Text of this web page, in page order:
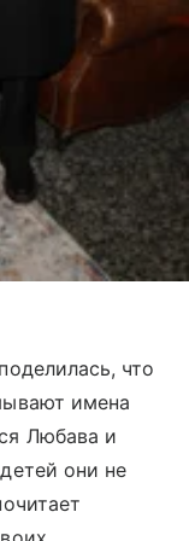
что
имена
Любава и
они не